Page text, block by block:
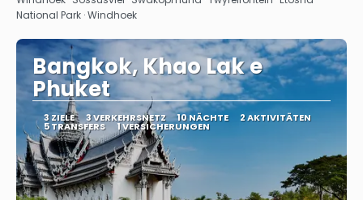
National Park · Windhoek
Bangkok, Khao Lak e
Phuket
3 ZIELE 3 VERKEHRSNETZ 10 NÄCHTE 2 AKTIVITÄTEN
5 TRANSFERS 1 VERSICHERUNGEN